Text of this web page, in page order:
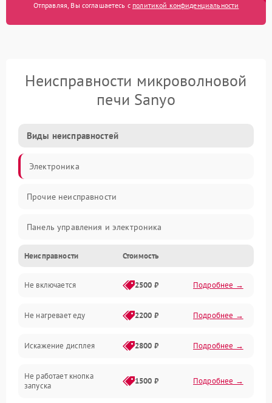
Отправляя, Вы соглашаетесь с политикой конфиденциальности
Неисправности микроволновой
печи Sanyo
Виды неисправностей
Электроника
Прочие неисправности
Панель управления и электроника
Дверца и корпус
Механика и внутренние элементы
Механические повреждения
Питание и запуск
Нагрев и приготовление
Неисправности Стоимость
Не включается 2500 ₽ Подробнее →
Не нагревает еду 2200 ₽ Подробнее →
Искажение дисплея 2800 ₽ Подробнее →
Не работает кнопка
запуска
1500 ₽ Подробнее →